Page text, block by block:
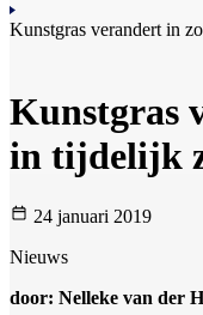
Kunstgras verandert in
Kunstgras
in tijdelijk
24 januari 2019
Nieuws
door: Nelleke van der